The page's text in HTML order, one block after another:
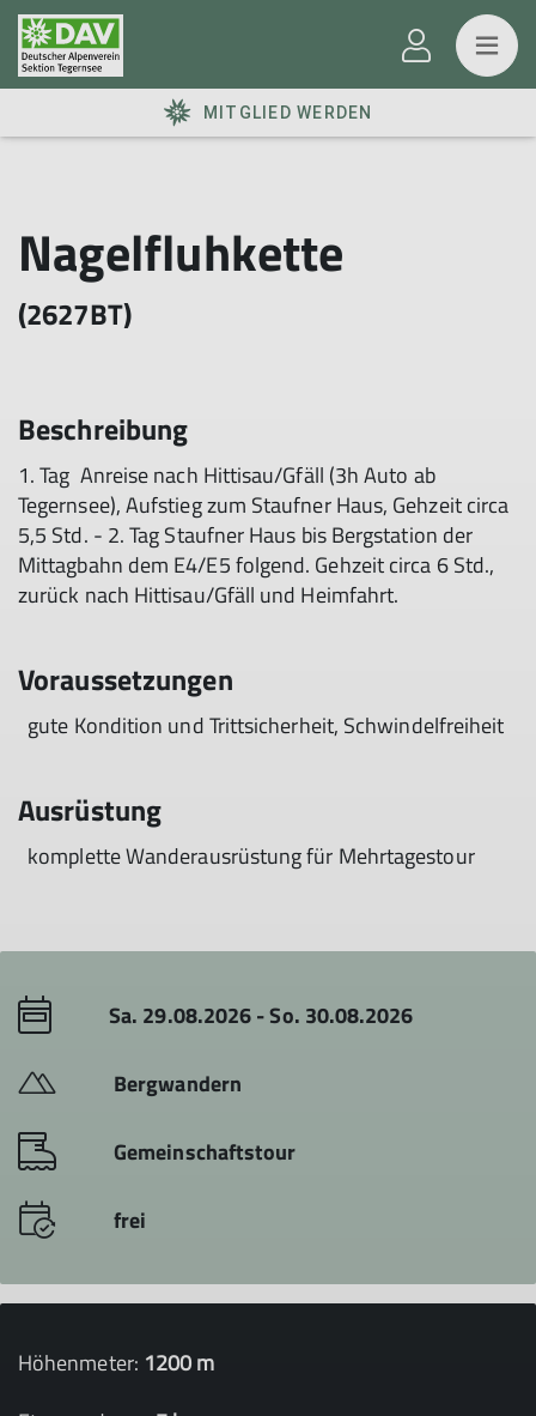
MITGLIED WERDEN
Nagelfluhkette
(2627BT)
Beschreibung
1. Tag Anreise nach Hittisau/Gfäll (3h Auto ab
Tegernsee), Aufstieg zum Staufner Haus, Gehzeit circa
5,5 Std. - 2. Tag Staufner Haus bis Bergstation der
Mittagbahn dem E4/E5 folgend. Gehzeit circa 6 Std.,
zurück nach Hittisau/Gfäll und Heimfahrt.
Voraussetzungen
gute Kondition und Trittsicherheit, Schwindelfreiheit
Ausrüstung
komplette Wanderausrüstung für Mehrtagestour
Sa. 29.08.2026 - So. 30.08.2026
Bergwandern
Gemeinschaftstour
frei
Höhenmeter: 1200 m